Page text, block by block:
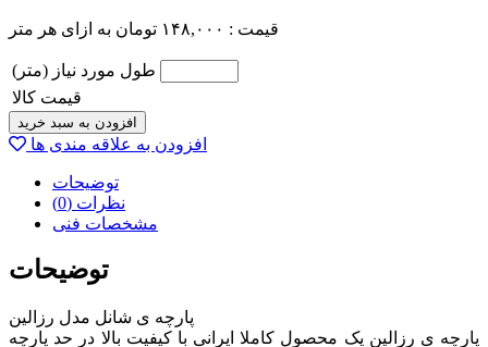
قیمت : ۱۴۸,۰۰۰ تومان به ازای هر متر
طول مورد نیاز (متر)
قیمت کالا
افزودن به سبد خرید
افزودن به علاقه مندی ها
توضیحات
نظرات (0)
مشخصات فنی
توضیحات
پارچه ی شانل مدل رزالین
پارچه ی رزالین یک محصول کاملا ایرانی با کیفیت بالا در حد پارچه